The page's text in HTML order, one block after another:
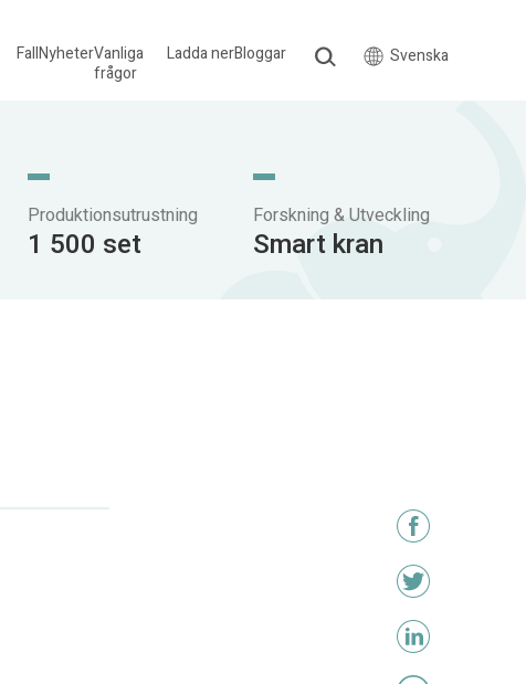
FallNyheterVanliga
frågor
Ladda nerBloggar Svenska
Produktionsutrustning
1 500 set
Forskning & Utveckling
Smart kran